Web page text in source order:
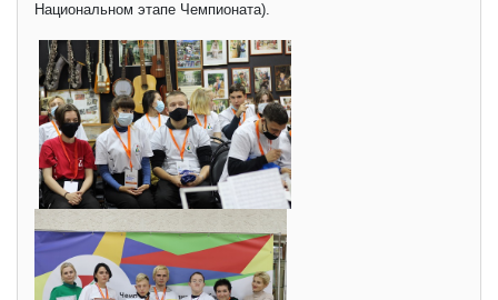
Национальном этапе Чемпионата).